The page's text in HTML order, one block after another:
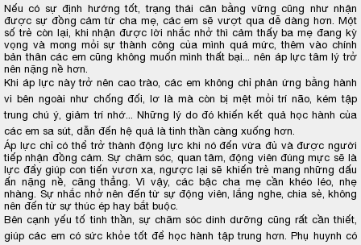
Nếu có sự định hướng tốt, trạng thái cân bằng vững cũng như nhận
được sự đồng cảm từ cha mẹ, các em sẽ vượt qua dễ dàng hơn. Một
số trẻ còn lại, khi nhận được lời nhắc nhở thì cảm thấy ba mẹ đang kỳ
vọng và mong mỏi sự thành công của mình quá mức, thêm vào chính
bản thân các em cũng không muốn mình thất bại... nên áp lực tâm lý trở
nên nặng nề hơn.
Khi áp lực này trở nên cao trào, các em không chỉ phản ứng bằng hành
vi bên ngoài như chống đối, lơ là mà còn bị mệt mỏi trí não, kém tập
trung chú ý, giảm trí nhớ... Những lý do đó khiến kết quả học hành của
các em sa sút, dẫn đến hệ quả là tinh thần càng xuống hơn.
Áp lực chỉ có thể trở thành động lực khi nó đến vừa đủ và được người
tiếp nhận đồng cảm. Sự chăm sóc, quan tâm, động viên đúng mực sẽ là
lực đẩy giúp con tiến vươn xa, ngược lại sẽ khiến trẻ mang những dấu
ấn nặng nề, căng thẳng. Vì vậy, các bậc cha mẹ cần khéo léo, nhẹ
nhàng. Sự nhắc nhở nên đến từ sự động viên, lắng nghe, chia sẻ, không
nên đến từ sự thúc ép hay bắt buộc.
Bên cạnh yếu tố tinh thần, sự chăm sóc dinh dưỡng cũng rất cần thiết,
giúp các em có sức khỏe tốt để học hành tập trung hơn. Phụ huynh có